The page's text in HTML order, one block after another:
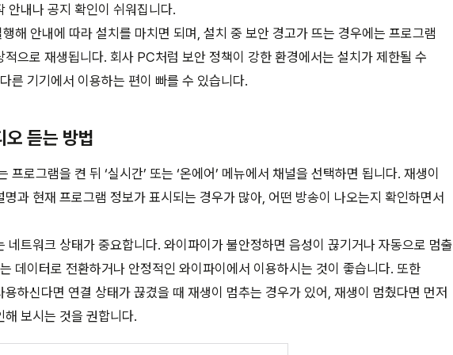
안내나 공지 확인이 쉬워집니다.
해 안내에 따라 설치를 마치면 되며, 설치 중 보안 경고가 뜨는 경우에는 프로그램
적으로 재생됩니다. 회사 PC처럼 보안 정책이 강한 환경에서는 설치가 제한될 수
른 기기에서 이용하는 편이 빠를 수 있습니다.
듣는 방법
프로그램을 켠 뒤 ‘실시간’ 또는 ‘온에어’ 메뉴에서 채널을 선택하면 됩니다. 재생이
과 현재 프로그램 정보가 표시되는 경우가 많아, 어떤 방송이 나오는지 확인하면서
네트워크 상태가 중요합니다. 와이파이가 불안정하면 음성이 끊기거나 자동으로 멈출
데이터로 전환하거나 안정적인 와이파이에서 이용하시는 것이 좋습니다. 또한
하신다면 연결 상태가 끊겼을 때 재생이 멈추는 경우가 있어, 재생이 멈췄다면 먼저
보시는 것을 권합니다.